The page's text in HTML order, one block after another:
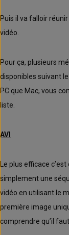
Puis il va falloir
vidéo.
Pour ça, plusieurs
disponibles suivant
PC que Mac, vous
liste.
AVI
Le plus efficace c’est
simplement une
vidéo en utilisant le
première image
comprendre qu’il